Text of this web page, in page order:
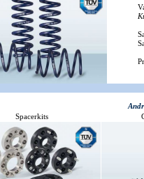
Spacerkits